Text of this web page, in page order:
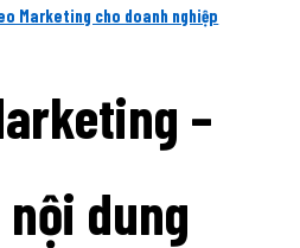
Marketing cho doanh nghiệp
–
dung